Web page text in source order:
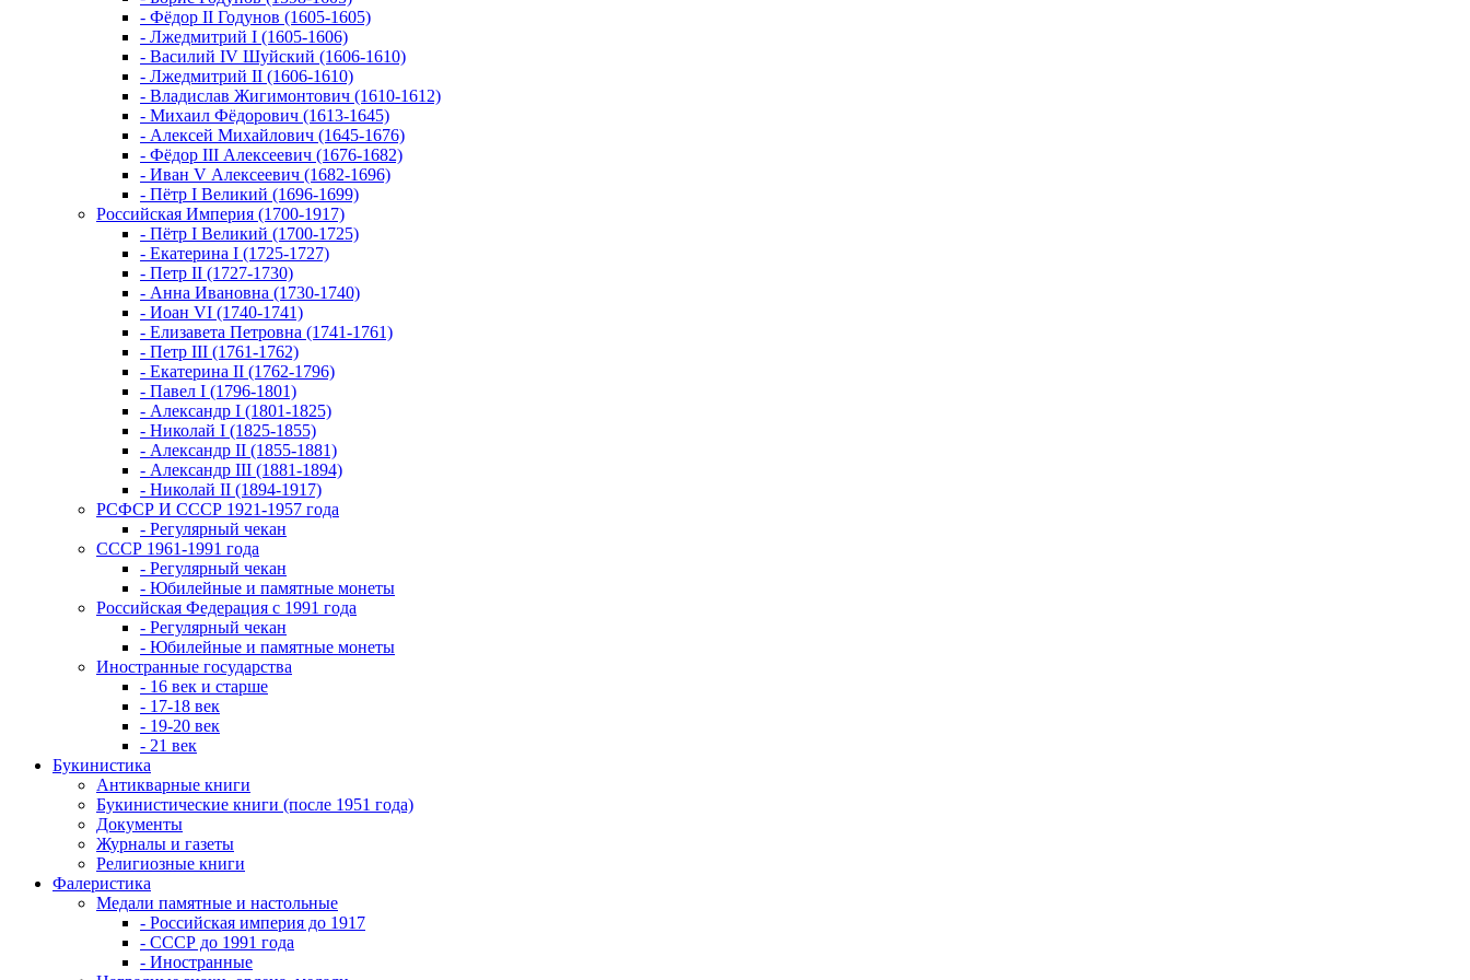
- Фёдор II Годунов (1605-1605)
- Лжедмитрий I (1605-1606)
- Василий IV Шуйский (1606-1610)
- Лжедмитрий II (1606-1610)
- Владислав Жигимонтович (1610-1612)
- Михаил Фёдорович (1613-1645)
- Алексей Михайлович (1645-1676)
- Фёдор III Алексеевич (1676-1682)
- Иван V Алексеевич (1682-1696)
- Пётр I Великий (1696-1699)
Российская Империя (1700-1917)
- Пётр I Великий (1700-1725)
- Екатерина I (1725-1727)
- Петр II (1727-1730)
- Анна Ивановна (1730-1740)
- Иоан VI (1740-1741)
- Елизавета Петровна (1741-1761)
- Петр III (1761-1762)
- Екатерина II (1762-1796)
- Павел I (1796-1801)
- Александр I (1801-1825)
- Николай I (1825-1855)
- Александр II (1855-1881)
- Александр III (1881-1894)
- Николай II (1894-1917)
РСФСР И СССР 1921-1957 года
- Регулярный чекан
СССР 1961-1991 года
- Регулярный чекан
- Юбилейные и памятные монеты
Российская Федерация с 1991 года
- Регулярный чекан
- Юбилейные и памятные монеты
Иностранные государства
- 16 век и старше
- 17-18 век
- 19-20 век
- 21 век
Букинистика
Антикварные книги
Букинистические книги (после 1951 года)
Документы
Журналы и газеты
Религиозные книги
Фалеристика
Медали памятные и настольные
- Российская империя до 1917
- СССР до 1991 года
- Иностранные